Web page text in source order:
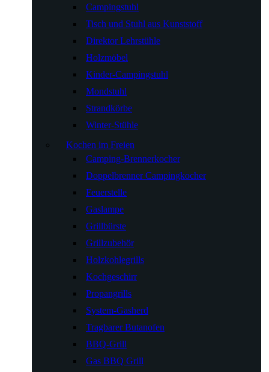
Campingstuhl
Tisch und Stuhl aus Kunststoff
Direktor Lehrstühle
Holzmöbel
Kinder-Campingstuhl
Mondstuhl
Strandkörbe
Winter-Stühle
Kochen im Freien
Camping-Brennerkocher
Doppelbrenner Campingkocher
Feuerstelle
Gaslampe
Grillbürste
Grillzubehör
Holzkohlegrills
Kochgeschirr
Propangrills
System-Gasherd
Tragbarer Butanofen
BBQ-Grill
Gas BBQ Grill